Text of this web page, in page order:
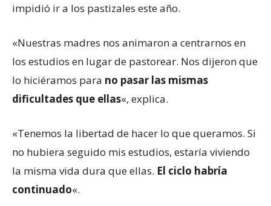
impidió ir a los pastizales este año.
«Nuestras madres nos animaron a centrarnos en
los estudios en lugar de pastorear. Nos dijeron que
lo hiciéramos para no pasar las mismas
dificultades que ellas«, explica.
«Tenemos la libertad de hacer lo que queramos. Si
no hubiera seguido mis estudios, estaría viviendo
la misma vida dura que ellas. El ciclo habría
continuado«.